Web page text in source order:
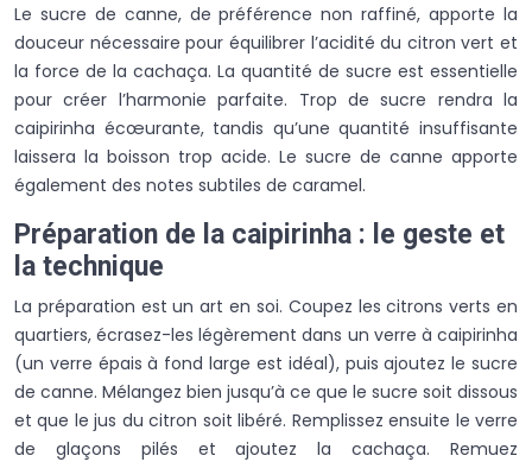
Le sucre de canne, de préférence non raffiné, apporte la
douceur nécessaire pour équilibrer l’acidité du citron vert et
la force de la cachaça. La quantité de sucre est essentielle
pour créer l’harmonie parfaite. Trop de sucre rendra la
caipirinha écœurante, tandis qu’une quantité insuffisante
laissera la boisson trop acide. Le sucre de canne apporte
également des notes subtiles de caramel.
Préparation de la caipirinha : le geste et
la technique
La préparation est un art en soi. Coupez les citrons verts en
quartiers, écrasez-les légèrement dans un verre à caipirinha
(un verre épais à fond large est idéal), puis ajoutez le sucre
de canne. Mélangez bien jusqu’à ce que le sucre soit dissous
et que le jus du citron soit libéré. Remplissez ensuite le verre
de glaçons pilés et ajoutez la cachaça. Remuez